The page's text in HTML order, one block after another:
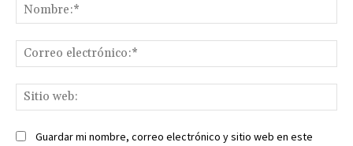
Guardar mi nombre, correo electrónico y sitio web en este